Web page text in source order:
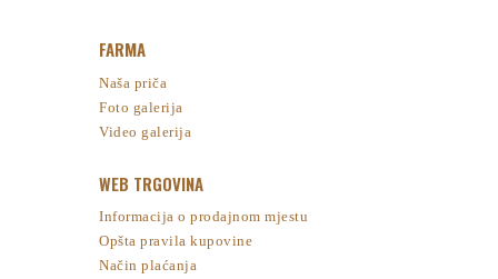
FARMA
Naša priča
Foto galerija
Video galerija
WEB TRGOVINA
Informacija o prodajnom mjestu
Opšta pravila kupovine
Način plaćanja